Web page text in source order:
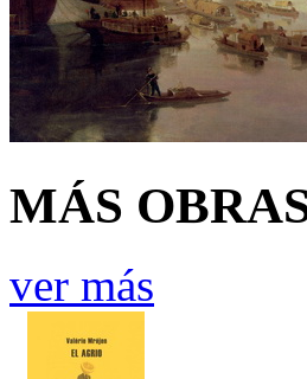
MÁS
ver más